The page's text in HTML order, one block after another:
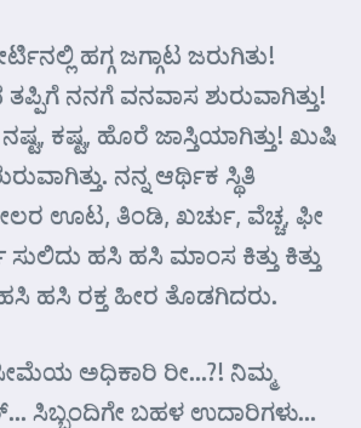
ಹಗ್ಗ ಜಗ್ಗಾಟ ಜರುಗಿತು!
ನನಗೆ ವನವಾಸ ಶುರುವಾಗಿತ್ತು!
ಕಷ್ಟ, ಹೊರೆ ಜಾಸ್ತಿಯಾಗಿತ್ತು! ಖುಷಿ
ನನ್ನ ಆರ್ಥಿಕ ಸ್ಥಿತಿ
ಊಟ, ತಿಂಡಿ, ಖರ್ಚು, ವೆಚ್ಚ, ಫೀ
ಹಸಿ ಹಸಿ ಮಾಂಸ ಕಿತ್ತು ಕಿತ್ತು
ಹಸಿ ರಕ್ತ ಹೀರ ತೊಡಗಿದರು.
ಸೀಮೆಯ ಅಧಿಕಾರಿ ರೀ…?! ನಿಮ್ಮ
ಸಿಬ್ಬಂದಿಗೇ ಬಹಳ ಉದಾರಿಗಳು…